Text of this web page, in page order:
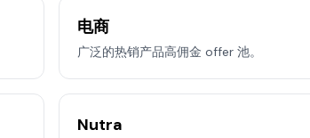
电商
广泛的热销产品高佣金 offer 池。
Nutra